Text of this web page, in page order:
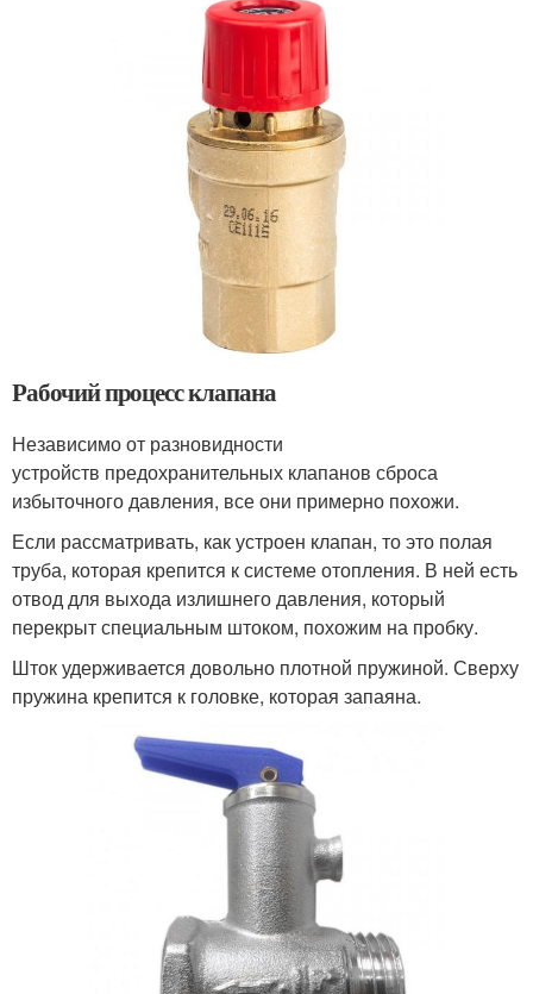
Рабочий процесс клапана
Независимо от разновидности
устройств предохранительных клапанов сброса
избыточного давления, все они примерно похожи.
Если рассматривать, как устроен клапан, то это полая
труба, которая крепится к системе отопления. В ней есть
отвод для выхода излишнего давления, который
перекрыт специальным штоком, похожим на пробку.
Шток удерживается довольно плотной пружиной. Сверху
пружина крепится к головке, которая запаяна.